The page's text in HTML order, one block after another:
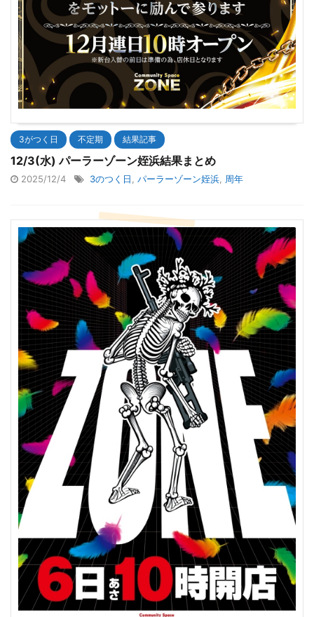
3がつく日 不定期 結果記事
12/3(水) パーラーゾーン姪浜結果まとめ
2025/12/4 3のつく日, パーラーゾーン姪浜, 周年